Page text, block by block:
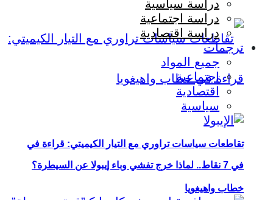
تقاطعات سياسات تراوري مع التيار الكيميتي: قراءة في
خطاب واهيغويا
دراسة سياسية
دراسة اجتماعية
دراسة اقتصادية
ترجمات
جميع المواد
اجتماعية
اقتصادية
سياسية
في 7 نقاط.. لماذا خرج تفشي وباء إيبولا عن السيطرة؟